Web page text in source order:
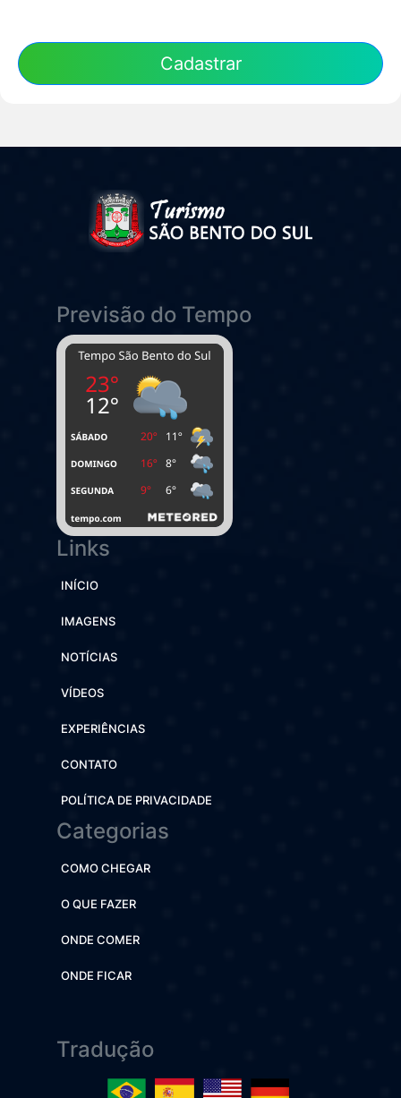
Previsão do Tempo
Links
INÍCIO
IMAGENS
NOTÍCIAS
VÍDEOS
EXPERIÊNCIAS
CONTATO
POLÍTICA DE PRIVACIDADE
Categorias
COMO CHEGAR
O QUE FAZER
ONDE COMER
ONDE FICAR
Tradução